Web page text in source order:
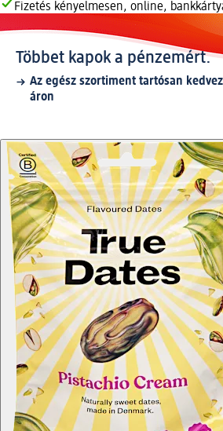
Fizetés kényelmesen, online,
Többet kapok a pénzemért.
Az egész szortiment tartósan
áron